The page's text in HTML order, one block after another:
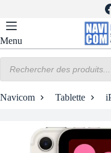
contenu
Menu
produits
Navicom Tablette